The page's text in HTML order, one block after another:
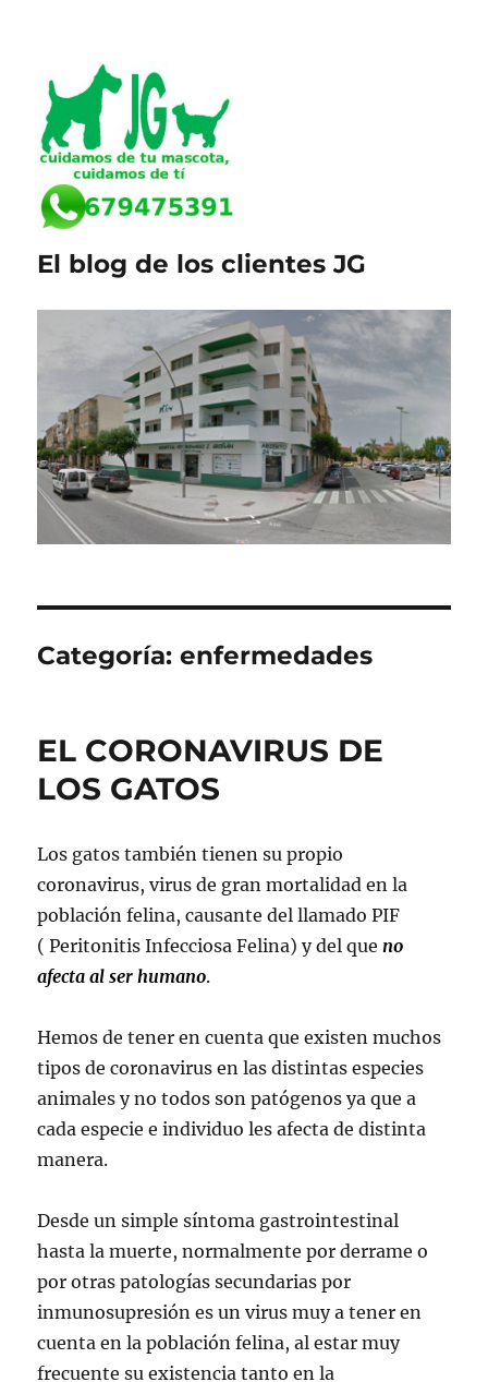
El blog de los clientes JG
Categoría:enfermedades
EL CORONAVIRUS DE
LOS GATOS
Los gatos también tienen su propio
coronavirus, virus de gran mortalidad en la
población felina, causante del llamado PIF
( Peritonitis Infecciosa Felina) y del que no
afecta al ser humano.
Hemos de tener en cuenta que existen muchos
tipos de coronavirus en las distintas especies
animales y no todos son patógenos ya que a
cada especie e individuo les afecta de distinta
manera.
Desde un simple síntoma gastrointestinal
hasta la muerte, normalmente por derrame o
por otras patologías secundarias por
inmunosupresión es un virus muy a tener en
cuenta en la población felina, al estar muy
frecuente su existencia tanto en la